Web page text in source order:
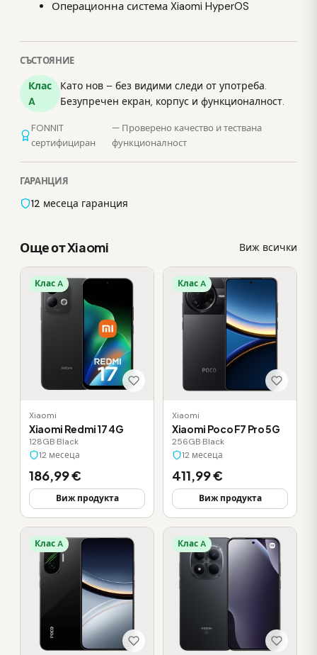
Операционна система Xiaomi HyperOS
СЪСТОЯНИЕ
Клас
A
Като нов – без видими следи от употреба.
Безупречен екран, корпус и функционалност.
FONNIT
сертифициран
— Проверено качество и тествана
функционалност
ГАРАНЦИЯ
12 месеца гаранция
Още от Xiaomi Виж всички
Клас A
Xiaomi
Xiaomi Redmi 17 4G
128GB·Black
12 месеца
186,99 €
Виж продукта
Клас A
Xiaomi
Xiaomi Poco F7 Pro 5G
256GB·Black
12 месеца
411,99 €
Виж продукта
Клас A Клас A